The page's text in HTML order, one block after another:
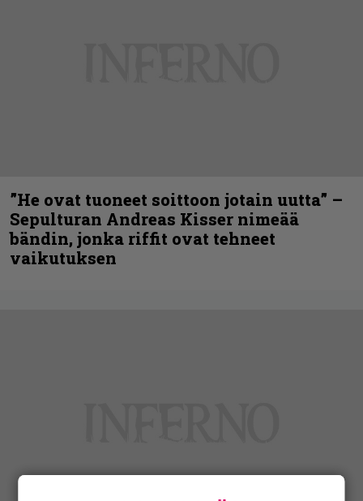
”He ovat tuoneet soittoon jotain uutta” –
Sepulturan Andreas Kisser nimeää
bändin, jonka riffit ovat tehneet
vaikutuksen